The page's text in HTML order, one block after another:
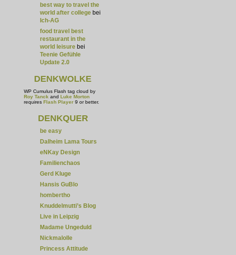
best way to travel the
world after college bei
Ich-AG
food travel best
restaurant in the
world leisure bei
Teenie Gefühle
Update 2.0
DENKWOLKE
WP Cumulus Flash tag cloud by
Roy Tanck and Luke Morton
requires Flash Player 9 or better.
DENKQUER
be easy
Dalheim Lama Tours
eNKay Design
Familienchaos
Gerd Kluge
Hansis GuBlo
hombertho
Knuddelmutti’s Blog
Live in Leipzig
Madame Ungeduld
Nickmalolle
Princess Attitude